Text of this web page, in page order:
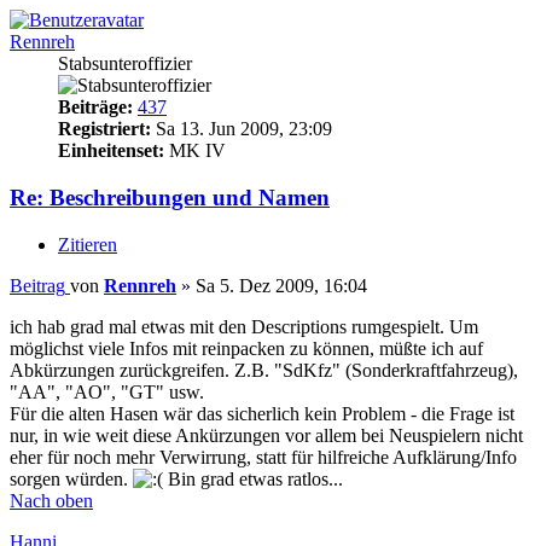
Rennreh
Stabsunteroffizier
Beiträge: 437
Registriert: Sa 13. Jun 2009, 23:09
Einheitenset: MK IV
Re: Beschreibungen und Namen
Zitieren
Beitrag von Rennreh » Sa 5. Dez 2009, 16:04
ich hab grad mal etwas mit den Descriptions rumgespielt. Um
möglichst viele Infos mit reinpacken zu können, müßte ich auf
Abkürzungen zurückgreifen. Z.B. "SdKfz" (Sonderkraftfahrzeug),
"AA", "AO", "GT" usw.
Für die alten Hasen wär das sicherlich kein Problem - die Frage ist
nur, in wie weit diese Ankürzungen vor allem bei Neuspielern nicht
eher für noch mehr Verwirrung, statt für hilfreiche Aufklärung/Info
sorgen würden.
Bin grad etwas ratlos...
Nach oben
Hanni